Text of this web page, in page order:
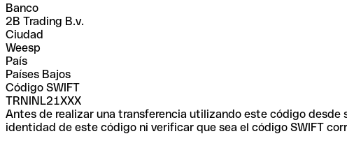
Banco
2B Trading B.v.
Ciudad
Weesp
País
Países Bajos
Código SWIFT
TRNINL21XXX
Antes de realizar una transferencia utilizando este código
identidad de este código ni verificar que sea el código SWIFT